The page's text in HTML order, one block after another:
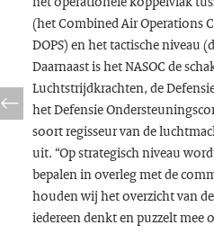
(het Combined Air Operations
DOPS) en het tactische niveau
Daarnaast is het NASOC de
Luchtstrijdkrachten, de
het Defensie
soort regisseur van de
uit. “Op strategisch niveau
bepalen in overleg met de
houden wij het overzicht van
iedereen denkt en puzzelt mee